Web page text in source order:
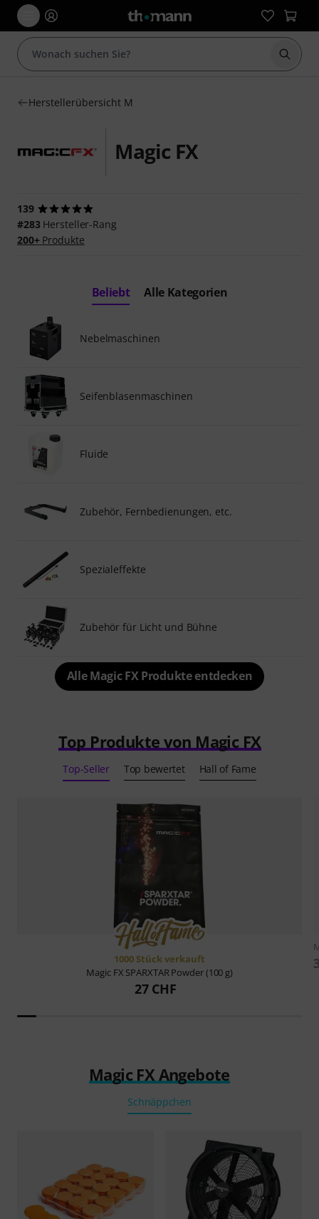
Suche
Herstellerübersicht M
Magic FX
139
#283Hersteller-Rang
200+Produkte
Beliebt Alle Kategorien
Nebelmaschinen
Seifenblasenmaschinen
Fluide
Zubehör, Fernbedienungen, etc.
Spezialeffekte
Zubehör für Licht und Bühne
Alle Magic FX Produkte entdecken
Top Produkte von Magic FX
Top-Seller Top bewertet Hall of Fame
1000 Stück verkauft
Magic FX SPARXTAR Powder (100 g)
27 CHF
Magic FX Angebote
Schnäppchen